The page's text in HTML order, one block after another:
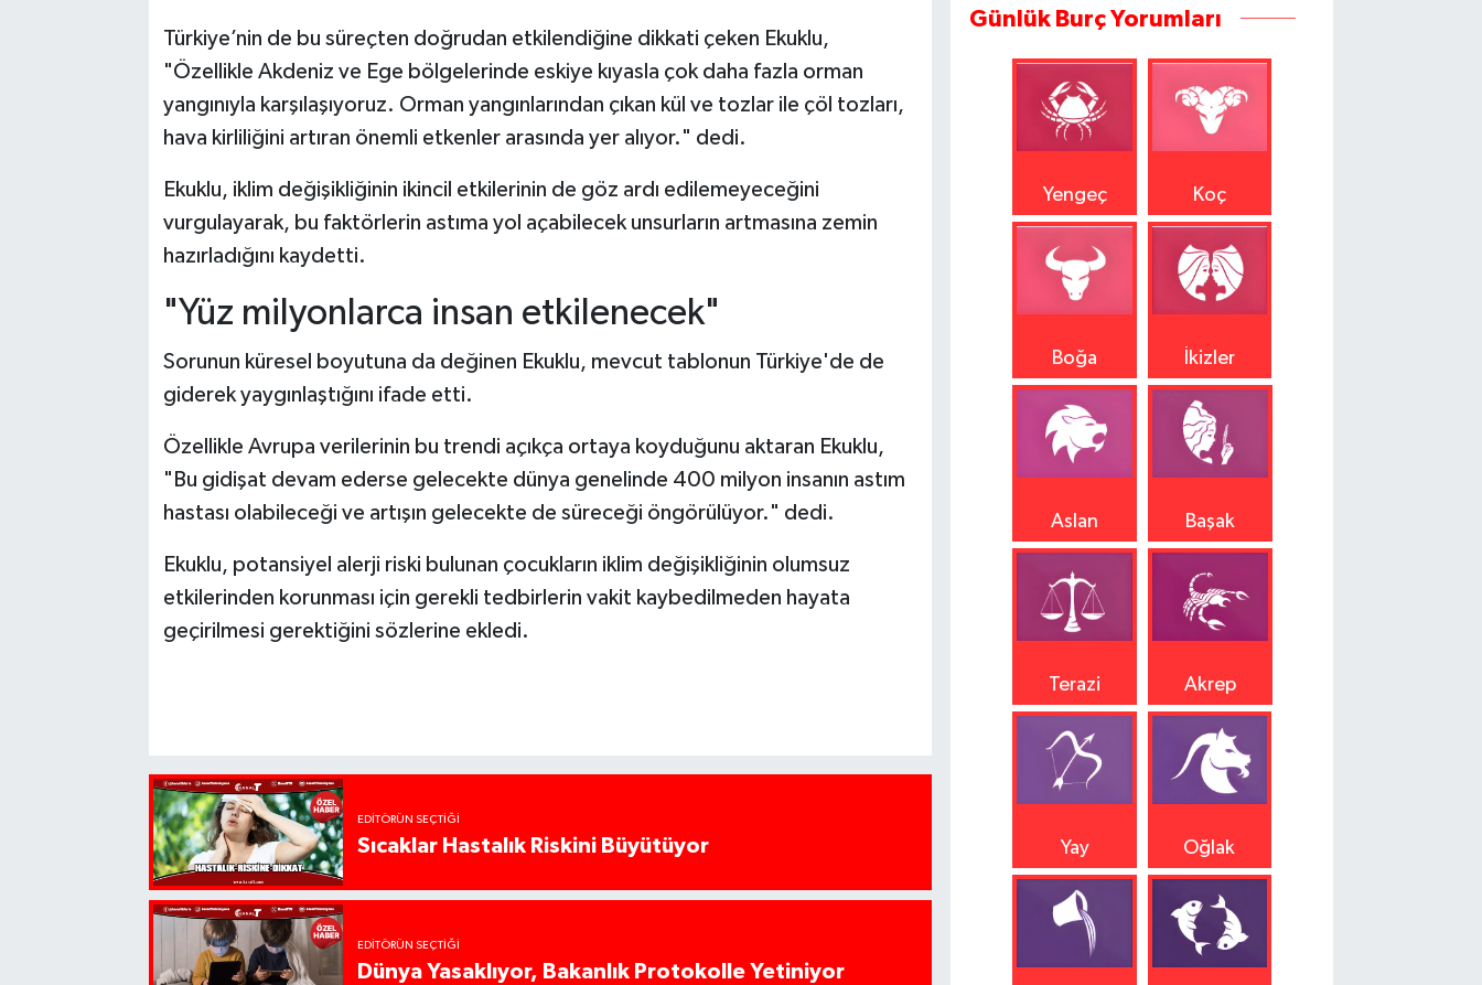
Türkiye’nin de bu süreçten doğrudan etkilendiğine dikkati çeken Ekuklu,
"Özellikle Akdeniz ve Ege bölgelerinde eskiye kıyasla çok daha fazla orman
yangınıyla karşılaşıyoruz. Orman yangınlarından çıkan kül ve tozlar ile çöl tozları,
hava kirliliğini artıran önemli etkenler arasında yer alıyor." dedi.
Ekuklu, iklim değişikliğinin ikincil etkilerinin de göz ardı edilemeyeceğini
vurgulayarak, bu faktörlerin astıma yol açabilecek unsurların artmasına zemin
hazırladığını kaydetti.
"Yüz milyonlarca insan etkilenecek"
Sorunun küresel boyutuna da değinen Ekuklu, mevcut tablonun Türkiye'de de
giderek yaygınlaştığını ifade etti.
Özellikle Avrupa verilerinin bu trendi açıkça ortaya koyduğunu aktaran Ekuklu,
"Bu gidişat devam ederse gelecekte dünya genelinde 400 milyon insanın astım
hastası olabileceği ve artışın gelecekte de süreceği öngörülüyor." dedi.
Ekuklu, potansiyel alerji riski bulunan çocukların iklim değişikliğinin olumsuz
etkilerinden korunması için gerekli tedbirlerin vakit kaybedilmeden hayata
geçirilmesi gerektiğini sözlerine ekledi.
EDITÖRÜN SEÇTIĞI
Sıcaklar Hastalık Riskini Büyütüyor
EDITÖRÜN SEÇTIĞI
Dünya Yasaklıyor, Bakanlık Protokolle Yetiniyor
Günlük Burç Yorumları
Yengeç Koç
Boğa İkizler
Aslan Başak
Terazi Akrep
Yay Oğlak